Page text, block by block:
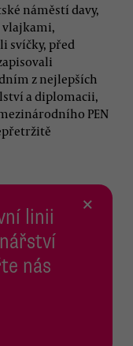
náměstí davy,
vlajkami,
svíčky, před
z nejlepších
a diplomacii,
PEN
linii
nás
×